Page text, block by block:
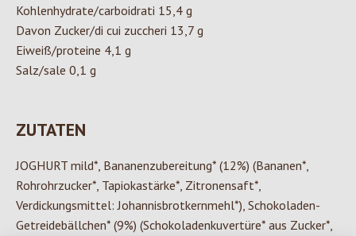
Kohlenhydrate/carboidrati 15,4 g
Davon Zucker/di cui zuccheri 13,7 g
Eiweiß/proteine 4,1 g
Salz/sale 0,1 g
ZUTATEN
JOGHURT mild*, Bananenzubereitung* (12%) (Bananen*,
Rohrohrzucker*, Tapiokastärke*, Zitronensaft*,
Verdickungsmittel: Johannisbrotkernmehl*), Schokoladen-
Getreidebällchen* (9%) (Schokoladenkuvertüre* aus Zucker*,